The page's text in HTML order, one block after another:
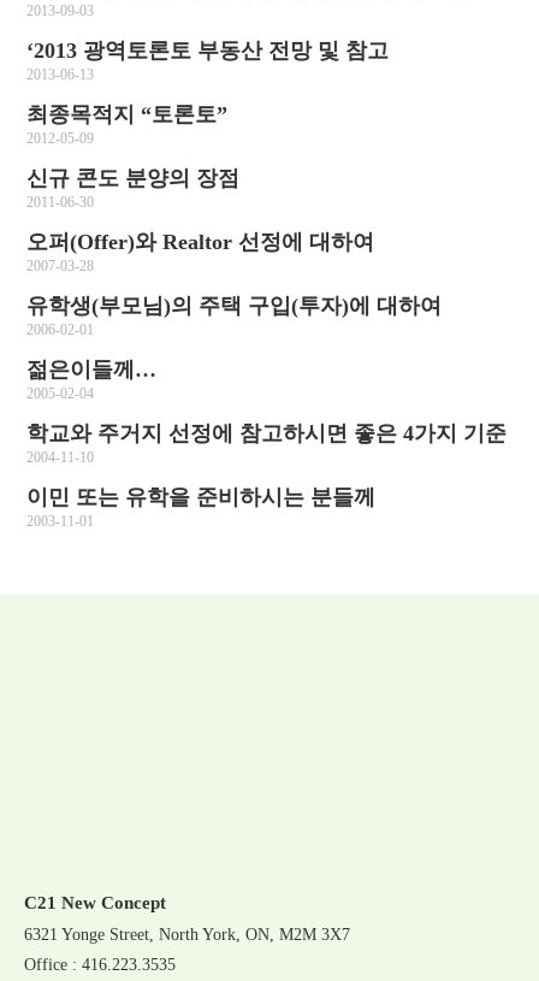
2013-09-03
‘2013 광역토론토 부동산 전망 및 참고
2013-06-13
최종목적지 “토론토”
2012-05-09
신규 콘도 분양의 장점
2011-06-30
오퍼(Offer)와 Realtor 선정에 대하여
2007-03-28
유학생(부모님)의 주택 구입(투자)에 대하여
2006-02-01
젊은이들께…
2005-02-04
학교와 주거지 선정에 참고하시면 좋은 4가지 기준
2004-11-10
이민 또는 유학을 준비하시는 분들께
2003-11-01
C21 New Concept
6321 Yonge Street, North York, ON, M2M 3X7
Office : 416.223.3535